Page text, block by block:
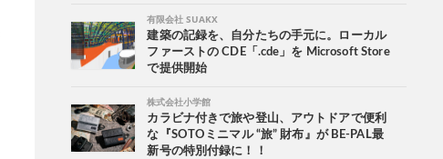
有限会社 SUAKX
建築の記録を、自分たちの手元に。ローカル
ファーストの CDE「.cde」を Microsoft Store
で提供開始
株式会社小学館
カラビナ付きで旅や登山、アウトドアで便利
な『SOTOミニマル “旅” 財布』が BE-PAL最
新号の特別付録に！！